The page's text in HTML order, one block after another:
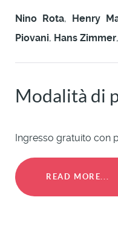
Nino Rota, Henry
Piovani, Hans Zimmer,
Modalità di
Ingresso gratuito con
READ MORE...